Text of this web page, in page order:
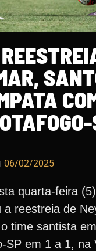
06/02/2025
quarta-feira
a reestreia de
time santista
SP em 1 a 1, na